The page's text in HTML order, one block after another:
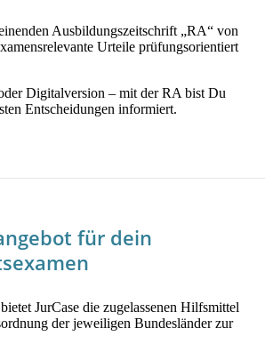
Ausbildungszeitschrift „RA“ von
Urteile prüfungsorientiert
Digitalversion – mit der RA bist Du
Entscheidungen informiert.
für dein
JurCase die zugelassenen Hilfsmittel
der jeweiligen Bundesländer zur